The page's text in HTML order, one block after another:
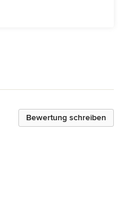
Bewertung schreiben